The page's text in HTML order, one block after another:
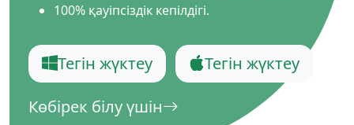
100% қауіпсіздік кепілдігі.
Тегін жүктеу Тегін жүктеу
Көбірек білу үшін